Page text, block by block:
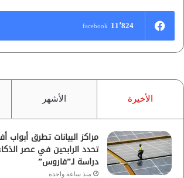
11٬824 facebook
الأخيرة الأشهر
مراكز البيانات تطرق أبواب
تحدد الرابحين في عصر
دراسة لـ”فاروس”
منذ ساعة واحدة